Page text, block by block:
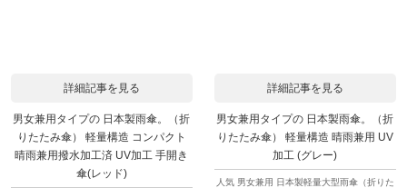
詳細記事を見る
男女兼用タイプの 日本製雨傘。（折
りたたみ傘） 軽量構造 コンパクト
晴雨兼用撥水加工済 UV加工 手開き
傘(レッド)
詳細記事を見る
男女兼用タイプの 日本製雨傘。（折
りたたみ傘） 軽量構造 晴雨兼用 UV
加工 (グレー)
人気 男女兼用 日本製軽量大型雨傘（折りた